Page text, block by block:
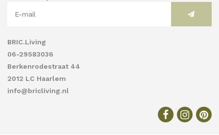
BRIC.Living
06-29583036
Berkenrodestraat 44
2012 LC Haarlem
info@bricliving.nl